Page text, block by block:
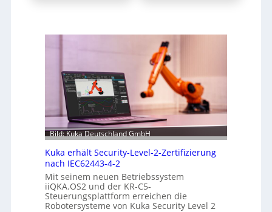
Bild: Kuka Deutschland GmbH
Kuka erhält Security-Level-2-Zertifizierung
nach IEC62443-4-2
Mit seinem neuen Betriebssystem
iiQKA.OS2 und der KR-C5-
Steuerungsplattform erreichen die
Robotersysteme von Kuka Security Level 2